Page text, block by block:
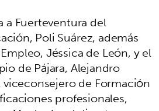
a Fuerteventura del
Poli Suárez, además
Jéssica de León, y el
de Pájara, Alejandro
de Formación
profesionales,